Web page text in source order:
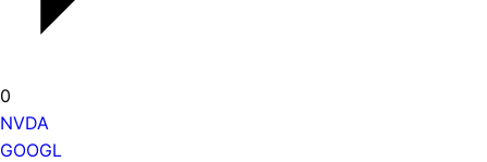
0
NVDA
GOOGL